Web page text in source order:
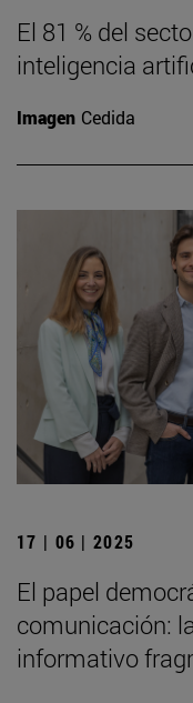
El 81 % del
inteligencia
Imagen Cedida
17 | 06 | 2025
El papel
comunicación:
informativo